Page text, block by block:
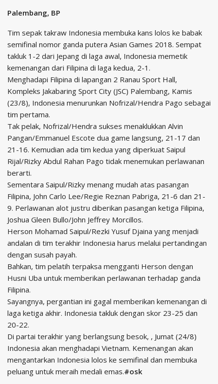
Palembang, BP
Tim sepak takraw Indonesia membuka kans lolos ke babak
semifinal nomor ganda putera Asian Games 2018. Sempat
takluk 1-2 dari Jepang di laga awal, Indonesia memetik
kemenangan dari Filipina di laga kedua, 2-1.
Menghadapi Filipina di lapangan 2 Ranau Sport Hall,
Kompleks Jakabaring Sport City (JSC) Palembang, Kamis
(23/8), Indonesia menurunkan Nofrizal/Hendra Pago sebagai
tim pertama.
Tak pelak, Nofrizal/Hendra sukses menaklukkan Alvin
Pangan/Emmanuel Escote dua game langsung, 21-17 dan
21-16. Kemudian ada tim kedua yang diperkuat Saipul
Rijal/Rizky Abdul Rahan Pago tidak menemukan perlawanan
berarti.
Sementara Saipul/Rizky menang mudah atas pasangan
Filipina, John Carlo Lee/Regie Reznan Pabriga, 21-6 dan 21-
9. Perlawanan alot justru diberikan pasangan ketiga Filipina,
Joshua Gleen Bullo/John Jeffrey Morcillos.
Herson Mohamad Saipul/Rezki Yusuf Djaina yang menjadi
andalan di tim terakhir Indonesia harus melalui pertandingan
dengan susah payah.
Bahkan, tim pelatih terpaksa mengganti Herson dengan
Husni Uba untuk memberikan perlawanan terhadap ganda
Filipina.
Sayangnya, pergantian ini gagal memberikan kemenangan di
laga ketiga akhir. Indonesia takluk dengan skor 23-25 dan
20-22.
Di partai terakhir yang berlangsung besok, , Jumat (24/8)
Indonesia akan menghadapi Vietnam. Kemenangan akan
mengantarkan Indonesia lolos ke semifinal dan membuka
peluang untuk meraih medali emas.#osk